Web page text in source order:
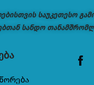
საუკეთესო
სანდო